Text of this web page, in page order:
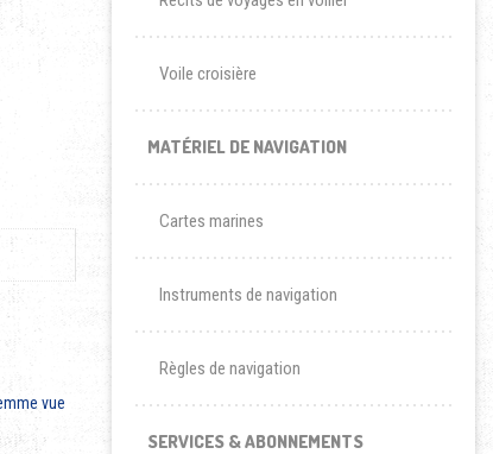
Voile croisière
MATÉRIEL DE NAVIGATION
Cartes marines
Instruments de navigation
Règles de navigation
SERVICES & ABONNEMENTS